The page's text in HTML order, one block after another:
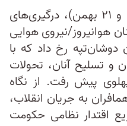
در روزهای بعد از آن نیز (۲۰ و ۲۱ بهمن)، درگیری‌های
هوانیروز/نیروی هوایی
دوشان‌تپه رخ داد که با
و تسلیح آنان، تحولات
پیش رفت. از نگاه
به جریان انقلاب،
اقتدار نظامی حکومت